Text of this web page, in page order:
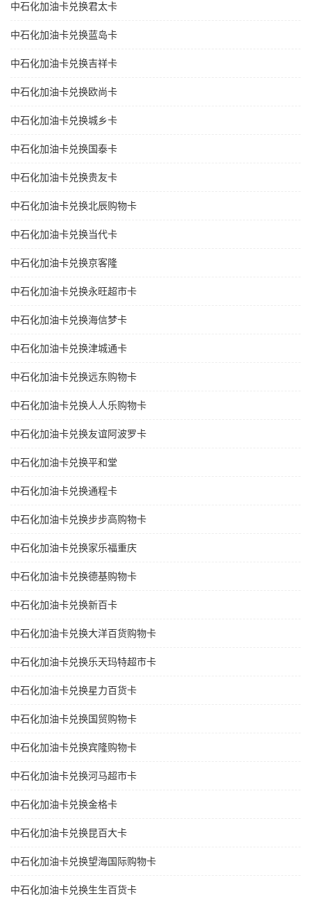
中石化加油卡兑换君太卡
中石化加油卡兑换蓝岛卡
中石化加油卡兑换吉祥卡
中石化加油卡兑换欧尚卡
中石化加油卡兑换城乡卡
中石化加油卡兑换国泰卡
中石化加油卡兑换贵友卡
中石化加油卡兑换北辰购物卡
中石化加油卡兑换当代卡
中石化加油卡兑换京客隆
中石化加油卡兑换永旺超市卡
中石化加油卡兑换海信梦卡
中石化加油卡兑换津城通卡
中石化加油卡兑换远东购物卡
中石化加油卡兑换人人乐购物卡
中石化加油卡兑换友谊阿波罗卡
中石化加油卡兑换平和堂
中石化加油卡兑换通程卡
中石化加油卡兑换步步高购物卡
中石化加油卡兑换家乐福重庆
中石化加油卡兑换德基购物卡
中石化加油卡兑换新百卡
中石化加油卡兑换大洋百货购物卡
中石化加油卡兑换乐天玛特超市卡
中石化加油卡兑换星力百货卡
中石化加油卡兑换国贸购物卡
中石化加油卡兑换宾隆购物卡
中石化加油卡兑换河马超市卡
中石化加油卡兑换金格卡
中石化加油卡兑换昆百大卡
中石化加油卡兑换望海国际购物卡
中石化加油卡兑换生生百货卡